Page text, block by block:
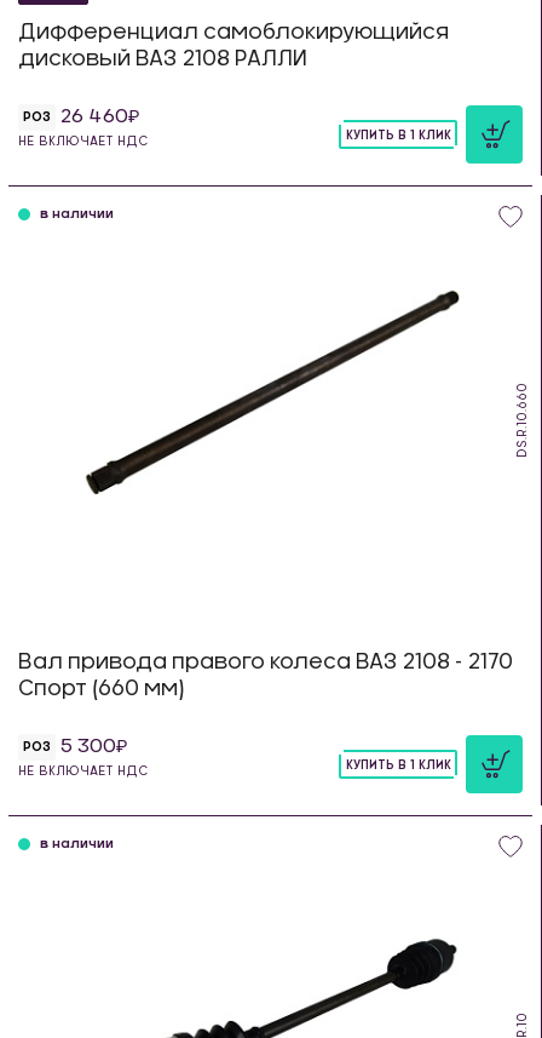
Дифференциал самоблокирующийся
дисковый ВАЗ 2108 РАЛЛИ
РОЗ 26 460
НЕ ВКЛЮЧАЕТ НДС
КУПИТЬ В 1 КЛИК
DS.R.10.660
в наличии
Вал привода правого колеса ВАЗ 2108 - 2170
Спорт (660 мм)
РОЗ 5 300
НЕ ВКЛЮЧАЕТ НДС
КУПИТЬ В 1 КЛИК
в наличии